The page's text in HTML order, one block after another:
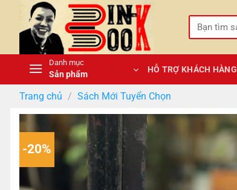
dung
Tìm
kiếm:
Danh mục
Sản phẩm HỖ TRỢ KHÁCH HÀNG
Trang chủ / Sách Mới Tuyển Chọn
-20%